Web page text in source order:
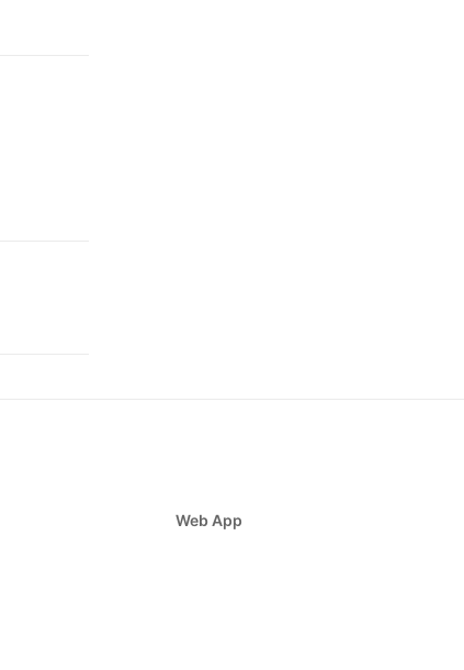
Web App